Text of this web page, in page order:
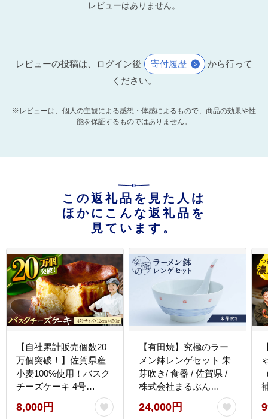
レビューはありません。
レビューの投稿は、ログイン後 寄付履歴
から行って
ください。
※レビューは、個人の主観による感想・体感によるもので、商品の効果や性
能を保証するものではありません。
この返礼品を見た人は
ほかにこんな返礼品を
見ています。
【自社累計販売個数20
万個突破！】佐賀県産
小麦100%使用！バスク
チーズケーキ 4号
（12cm）/ スイーツ / 佐
賀県 / 株式会社ユニコ
8,000円
【有田焼】究極のラー
メン鉢レンゲセット 朱
芽吹き/ 食器 / 佐賀県 /
株式会社まるぶん
[41APCD017]
24,000円